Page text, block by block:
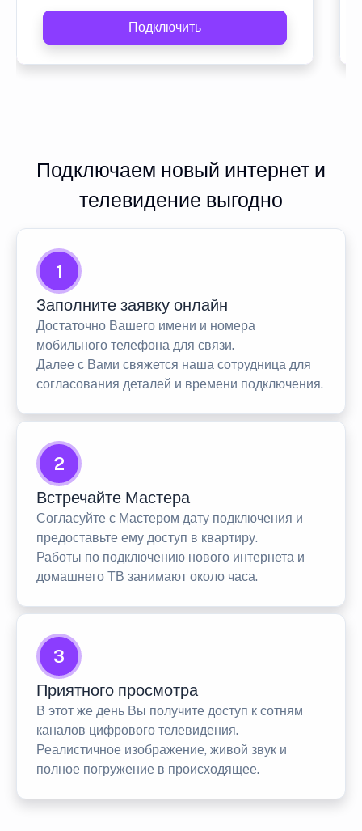
Подключить
Подключаем новый интернет и
телевидение выгодно
1
Заполните заявку онлайн
Достаточно Вашего имени и номера
мобильного телефона для связи.
Далее с Вами свяжется наша сотрудница для
согласования деталей и времени подключения.
2
Встречайте Мастера
Согласуйте с Мастером дату подключения и
предоставьте ему доступ в квартиру.
Работы по подключению нового интернета и
домашнего ТВ занимают около часа.
3
Приятного просмотра
В этот же день Вы получите доступ к сотням
каналов цифрового телевидения.
Реалистичное изображение, живой звук и
полное погружение в происходящее.